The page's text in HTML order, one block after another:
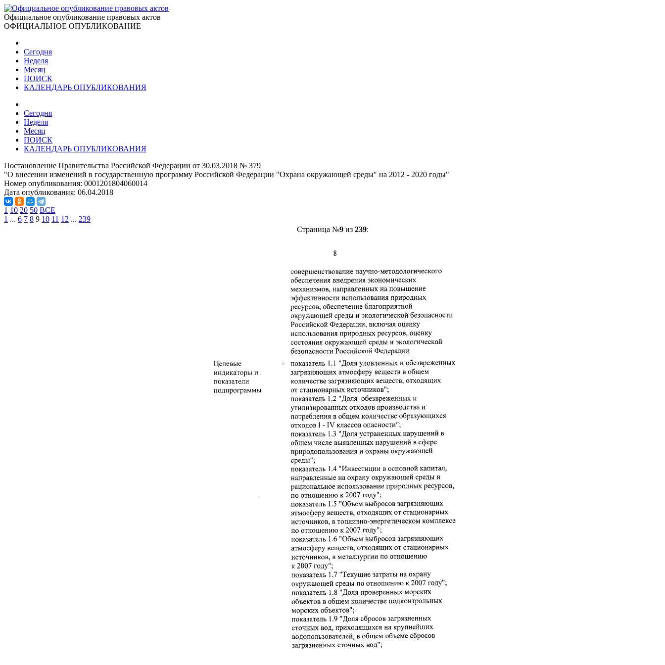
Официальное опубликование правовых актов
ОФИЦИАЛЬНОЕ ОПУБЛИКОВАНИЕ
Сегодня
Неделя
Месяц
ПОИСК
КАЛЕНДАРЬ ОПУБЛИКОВАНИЯ
Сегодня
Неделя
Месяц
ПОИСК
КАЛЕНДАРЬ ОПУБЛИКОВАНИЯ
Постановление Правительства Российской Федерации от 30.03.2018 № 379
"О внесении изменений в государственную программу Российской Федерации "Охрана окружающей среды" на 2012 - 2020 годы"
Номер опубликования: 0001201804060014
Дата опубликования: 06.04.2018
1 10 20 50 ВСЕ
1 ... 6 7 8 9 10 11 12 ... 239
Страница №9из 239: